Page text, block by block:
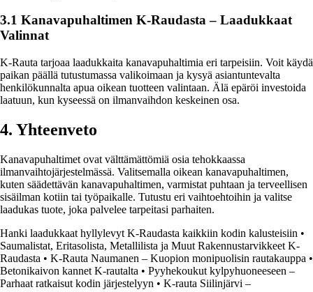
3.1 Kanavapuhaltimen K-Raudasta – Laadukkaat
Valinnat
K-Rauta tarjoaa laadukkaita kanavapuhaltimia eri tarpeisiin. Voit käydä
paikan päällä tutustumassa valikoimaan ja kysyä asiantuntevalta
henkilökunnalta apua oikean tuotteen valintaan. Älä epäröi investoida
laatuun, kun kyseessä on ilmanvaihdon keskeinen osa.
4. Yhteenveto
Kanavapuhaltimet ovat välttämättömiä osia tehokkaassa
ilmanvaihtojärjestelmässä. Valitsemalla oikean kanavapuhaltimen,
kuten säädettävän kanavapuhaltimen, varmistat puhtaan ja terveellisen
sisäilman kotiin tai työpaikalle. Tutustu eri vaihtoehtoihin ja valitse
laadukas tuote, joka palvelee tarpeitasi parhaiten.
Hanki laadukkaat hyllylevyt K-Raudasta kaikkiin kodin kalusteisiin •
Saumalistat, Eritasolista, Metallilista ja Muut Rakennustarvikkeet K-
Raudasta • K-Rauta Naumanen – Kuopion monipuolisin rautakauppa •
Betonikaivon kannet K-rautalta • Pyyhekoukut kylpyhuoneeseen –
Parhaat ratkaisut kodin järjestelyyn • K-rauta Siilinjärvi –